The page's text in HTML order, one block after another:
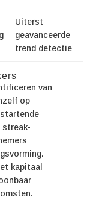
Uiterst
geavanceerde
trend detectie
van
op
streak-
kapitaal